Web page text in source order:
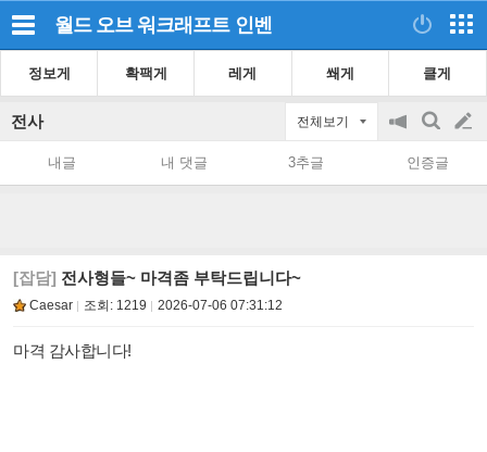
월드 오브 워크래프트 인벤
정보게 확팩게 레게 쐐게 클게
전사 전체보기
공
on/off
검
색
글
쓰
내글 내 댓글 3추글 인증글
[잡담] 전사형들~ 마격좀 부탁드립니다~
Caesar 조회: 1219 2026-07-06 07:31:12
마격 감사합니다!